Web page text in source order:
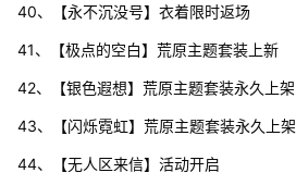
40、【永不沉没号】衣着限时返场
41、【极点的空白】荒原主题套装上新
42、【银色遐想】荒原主题套装永久上架
43、【闪烁霓虹】荒原主题套装永久上架
44、【无人区来信】活动开启